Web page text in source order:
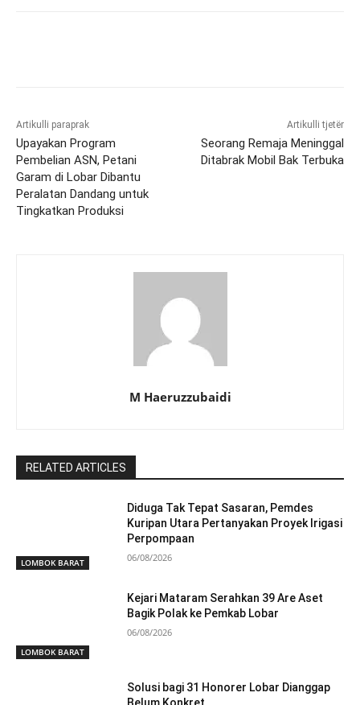
Artikulli paraprak
Upayakan Program
Pembelian ASN, Petani
Garam di Lobar Dibantu
Peralatan Dandang untuk
Tingkatkan Produksi
Artikulli tjetër
Seorang Remaja Meninggal
Ditabrak Mobil Bak Terbuka
M Haeruzzubaidi
RELATED ARTICLES
LOMBOK BARAT
Diduga Tak Tepat Sasaran, Pemdes
Kuripan Utara Pertanyakan Proyek Irigasi
Perpompaan
06/08/2026
LOMBOK BARAT
Kejari Mataram Serahkan 39 Are Aset
Bagik Polak ke Pemkab Lobar
06/08/2026
Solusi bagi 31 Honorer Lobar Dianggap